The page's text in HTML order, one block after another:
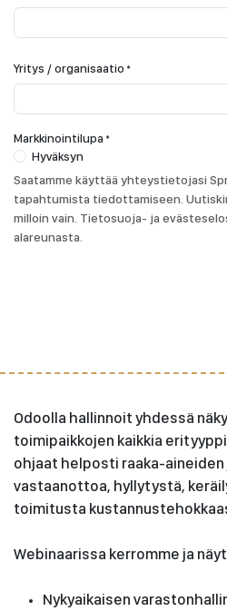
Yritys / organisaatio *
Markkinointilupa *
Hyväksyn
Saatamme käyttää yhteystietojasi
tapahtumista tiedottamiseen.
milloin vain. Tietosuoja- ja
alareunasta.
Odoolla hallinnoit yhdessä
toimipaikkojen kaikkia
ohjaat helposti raaka-
vastaanottoa, hyllytystä,
toimitusta
Webinaarissa kerromme ja
Nykyaikaisen